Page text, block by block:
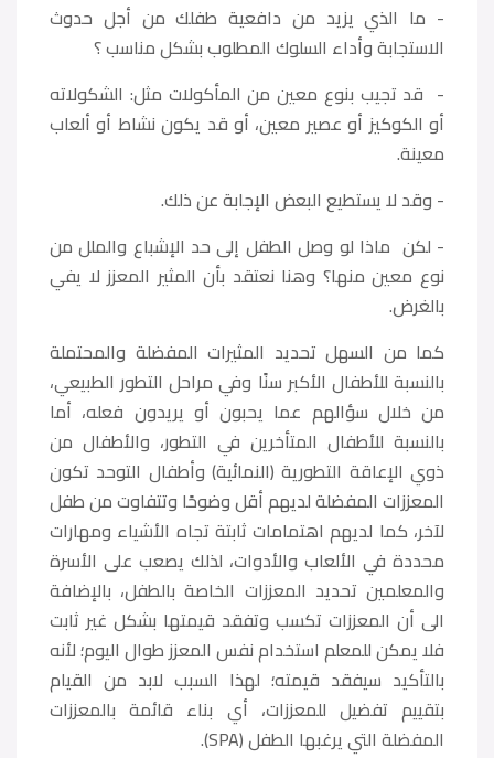
- ما الذي يزيد من دافعية طفلك من أجل حدوث
الاستجابة وأداء السلوك المطلوب بشكل مناسب ؟
- قد تجيب بنوع معين من المأكولات مثل: الشكولاته
أو الكوكيز أو عصير معين، أو قد يكون نشاط أو ألعاب
معينة.
- وقد لا يستطيع البعض الإجابة عن ذلك.
- لكن ماذا لو وصل الطفل إلى حد الإشباع والملل من
نوع معين منها؟ وهنا نعتقد بأن المثير المعزز لا يفي
بالغرض.
كما من السهل تحديد المثيرات المفضلة والمحتملة
بالنسبة للأطفال الأكبر سنًا وفي مراحل التطور الطبيعي،
من خلال سؤالهم عما يحبون أو يريدون فعله، أما
بالنسبة للأطفال المتأخرين في التطور، والأطفال من
ذوي الإعاقة التطورية (النمائية) وأطفال التوحد تكون
المعززات المفضلة لديهم أقل وضوحًا وتتفاوت من طفل
لآخر، كما لديهم اهتمامات ثابتة تجاه الأشياء ومهارات
محددة في الألعاب والأدوات، لذلك يصعب على الأسرة
والمعلمين تحديد المعززات الخاصة بالطفل، بالإضافة
الى أن المعززات تكسب وتفقد قيمتها بشكل غير ثابت
فلا يمكن للمعلم استخدام نفس المعزز طوال اليوم؛ لأنه
بالتأكيد سيفقد قيمته؛ لهذا السبب لابد من القيام
بتقييم تفضيل للمعززات، أي بناء قائمة بالمعززات
المفضلة التي يرغبها الطفل (SPA).